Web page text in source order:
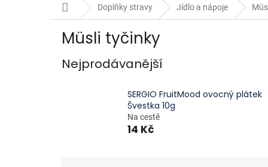
Domů Doplňky stravy Jídlo a nápoje
Müsli tyčinky
Nejprodávanější
SERGIO FruitMood ovocný plátek
Švestka 10g
Na cestě
14 Kč